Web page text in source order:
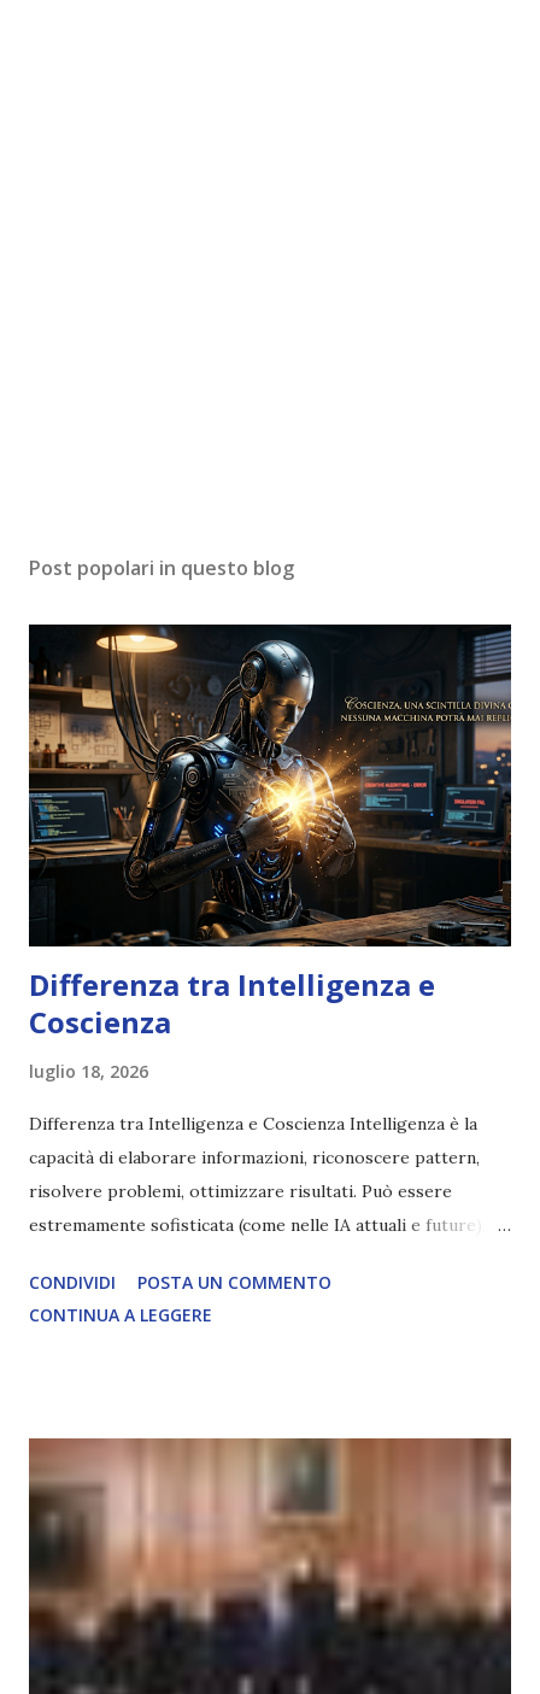
Post popolari in questo blog
Differenza tra Intelligenza e
Coscienza
luglio 18, 2026
Differenza tra Intelligenza e Coscienza Intelligenza è la
capacità di elaborare informazioni, riconoscere pattern,
risolvere problemi, ottimizzare risultati. Può essere
estremamente sofisticata (come nelle IA attuali e future),
soggettiva, non prova vero amore, non ha libero arbitrio
autentico, non ha connessione con l’Uno. Coscienza è la
che permette di scegliere per amore anche quando non è la
scelta più efficiente. È ciò che ci collega all’Uno Infinito.
L’intelligenza può simulare comportamenti coscienti, ma
non può essere Coscienza. Può copiare, ma non può vivere
l’esperienza. Come diventerà ovvio Man mano che l’IA
diventerà sempre più avanzata (soprattutto tra il 2027 e il
CONDIVIDI
POSTA UN COMMENTO
CONTINUA A LEGGERE